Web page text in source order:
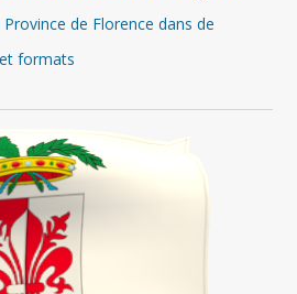
de Florence dans de
formats